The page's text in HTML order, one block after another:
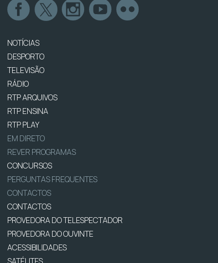
NOTÍCIAS
DESPORTO
TELEVISÃO
RÁDIO
RTP ARQUIVOS
RTP ENSINA
RTP PLAY
EM DIRETO
REVER PROGRAMAS
CONCURSOS
PERGUNTAS FREQUENTES
CONTACTOS
CONTACTOS
PROVEDORA DO TELESPECTADOR
PROVEDORA DO OUVINTE
ACESSIBILIDADES